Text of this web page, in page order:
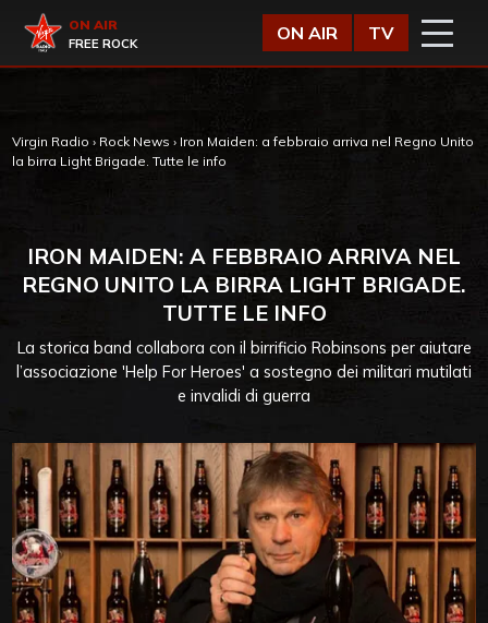
Virgin Radio
ON AIR
FREE ROCK
ON AIR TV
Virgin Radio › Rock News › Iron Maiden: a febbraio arriva nel Regno Unito
la birra Light Brigade. Tutte le info
IRON MAIDEN: A FEBBRAIO ARRIVA NEL
REGNO UNITO LA BIRRA LIGHT BRIGADE.
TUTTE LE INFO
La storica band collabora con il birrificio Robinsons per aiutare
l’associazione 'Help For Heroes' a sostegno dei militari mutilati
e invalidi di guerra